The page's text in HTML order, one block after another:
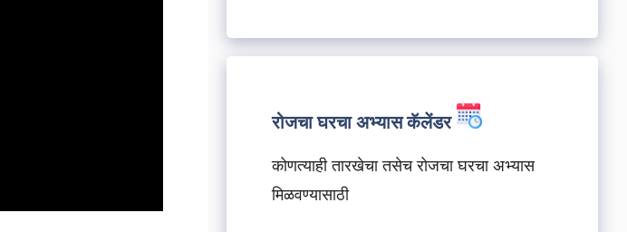
रोजचा घरचा अभ्यास कॅलेंडर
कोणत्याही तारखेचा तसेच रोजचा घरचा अभ्यास
मिळवण्यासाठी